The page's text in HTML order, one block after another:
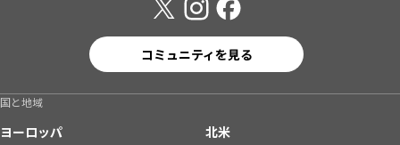
コミュニティを見る
国と地域
ヨーロッパ
北米